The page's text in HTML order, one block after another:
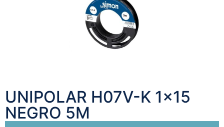
UNIPOLAR H07V-K 1×15
NEGRO 5M